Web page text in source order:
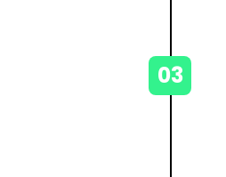
03